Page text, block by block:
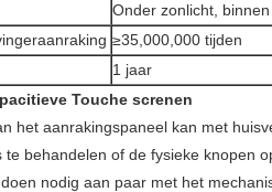
Onder zonlicht,
≥35,000,000 tijden
1 jaar
Touche screnen
het aanrakingspaneel kan met
behandelen of de fysieke knopen
nodig aan paar met het